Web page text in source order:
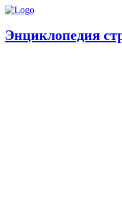
Энциклопедия